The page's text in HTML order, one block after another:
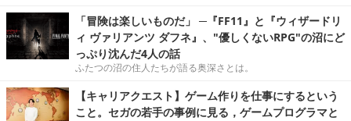
「冒険は楽しいものだ」 ─『FF11』と『ウィザードリ
ィ ヴァリアンツ ダフネ』、"優しくないRPG"の沼にど
っぷり沈んだ4人の話
ふたつの沼の住人たちが語る奥深さとは。
【キャリアクエスト】ゲーム作りを仕事にするという
こと。セガの若手の事例に見る，ゲームプログラマと